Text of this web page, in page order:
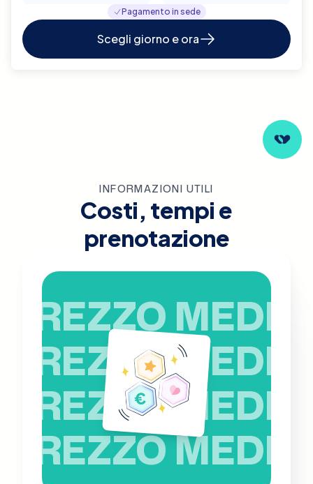
Pagamento in sede
Scegli giorno e ora
INFORMAZIONI UTILI
Costi, tempi e
prenotazione
PREZZO MEDIO
PREZZO MEDIO
PREZZO MEDIO
PREZZO MEDIO